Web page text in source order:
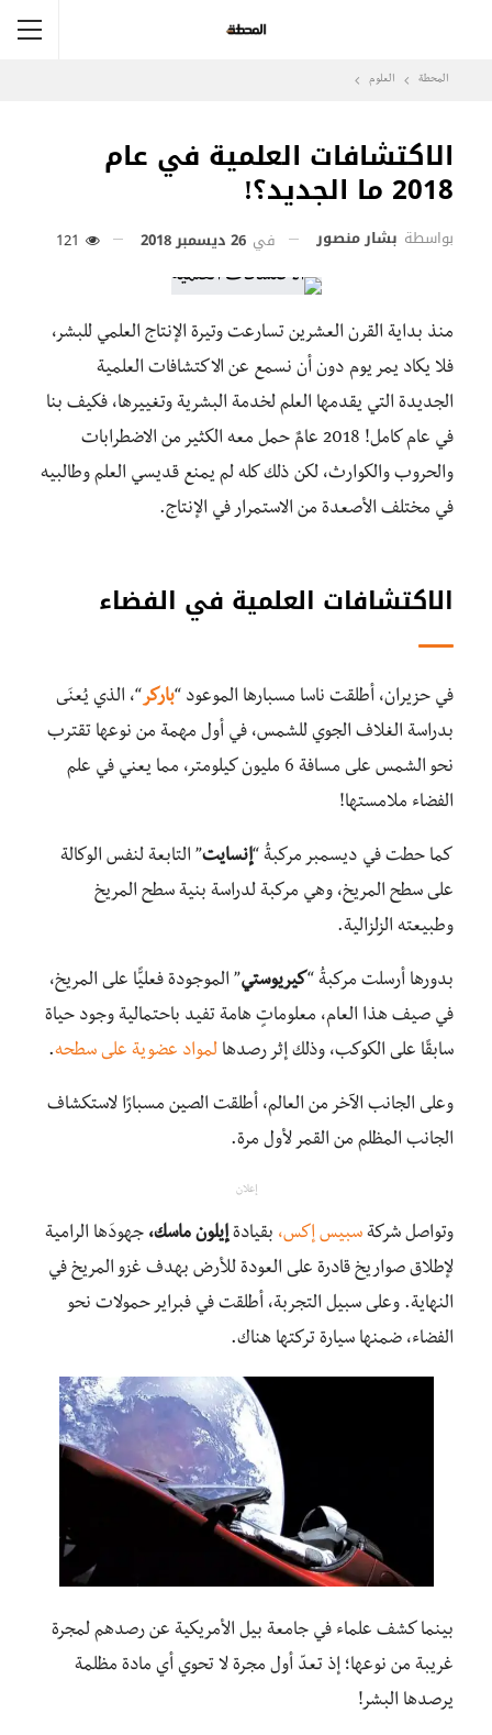
المحطة العلوم
الاكتشافات العلمية في عام
2018 ما الجديد؟!
بواسطة بشار منصور في 26 ديسمبر 2018
منذ بداية القرن العشرين تسارعت وتيرة الإنتاج العلمي للبشر،
فلا يكاد يمر يوم دون أن نسمع عن الاكتشافات العلمية
الجديدة التي يقدمها العلم لخدمة البشرية وتغييرها، فكيف بنا
في عام كامل! 2018 عامٌ حمل معه الكثير من الاضطرابات
والحروب والكوارث، لكن ذلك كله لم يمنع قديسي العلم وطالبيه
في مختلف الأصعدة من الاستمرار في الإنتاج.
الاكتشافات العلمية في الفضاء
في حزيران، أطلقت ناسا مسبارها الموعود “باركر“، الذي يُعنَى
بدراسة الغلاف الجوي للشمس، في أول مهمة من نوعها تقترب
نحو الشمس على مسافة 6 مليون كيلومتر، مما يعني في علم
الفضاء ملامستها!
كما حطت في ديسمبر مركبةُ “إنسايت” التابعة لنفس الوكالة
على سطح المريخ، وهي مركبة لدراسة بنية سطح المريخ
وطبيعته الزلزالية.
بدورها أرسلت مركبةُ “كيريوستي” الموجودة فعليًّا على المريخ،
في صيف هذا العام، معلوماتٍ هامة تفيد باحتمالية وجود حياة
سابقًا على الكوكب، وذلك إثر رصدها لمواد عضوية على سطحه.
وعلى الجانب الآخر من العالم، أطلقت الصين مسبارًا لاستكشاف
الجانب المظلم من القمر لأول مرة.
إعلان
وتواصل شركة سبيس إكس، بقيادةإيلون ماسك، جهودَها الرامية
لإطلاق صواريخ قادرة على العودة للأرض بهدف غزو المريخ في
النهاية. وعلى سبيل التجربة، أطلقت في فبراير حمولات نحو
الفضاء، ضمنها سيارة تركتها هناك.
بينما كشف علماء في جامعة بيل الأمريكية عن رصدهم لمجرة
غريبة من نوعها؛ إذ تعدّ أول مجرة لا تحوي أي مادة مظلمة
يرصدها البشر!